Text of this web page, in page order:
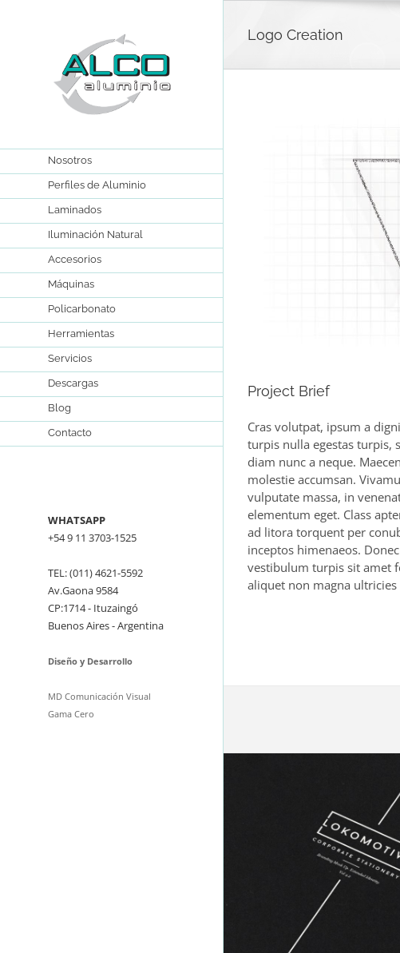
Nosotros
Perfiles de Aluminio
Laminados
Iluminación Natural
Accesorios
Máquinas
Policarbonato
Herramientas
Servicios
Descargas
Blog
Contacto
WHATSAPP
+54 9 11 3703-1525
TEL:(011) 4621-5592
Av.Gaona 9584
CP:1714 - Ituzaingó
Buenos Aires - Argentina
Diseño y Desarrollo
MD Comunicación Visual
Gama Cero
Logo Creation
Project Brief
Cras volutpat, ipsum a
turpis nulla egestas turpis,
diam nunc a neque.
molestie accumsan.
vulputate massa, in
elementum eget. Class
ad litora torquent per
inceptos himenaeos.
vestibulum turpis sit amet
aliquet non magna